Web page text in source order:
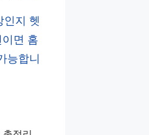
인지 헷
면 홈
능합니